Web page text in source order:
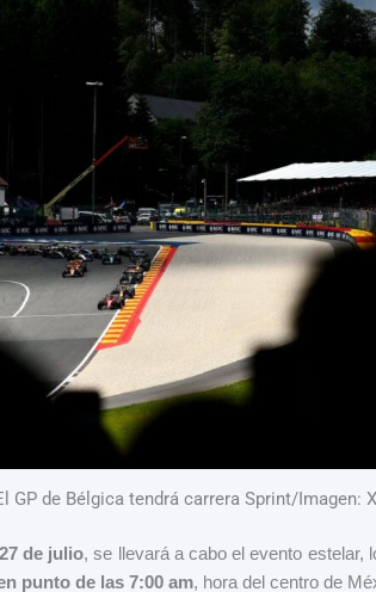
GP de Bélgica tendrá carrera Sprint/Imagen:
de julio, se llevará a cabo el evento
punto de las 7:00 am, hora del centro de